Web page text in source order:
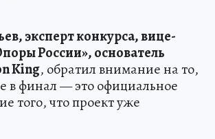
эксперт конкурса, вице-
России», основатель
King, обратил внимание на то,
в финал — это официальное
того, что проект уже